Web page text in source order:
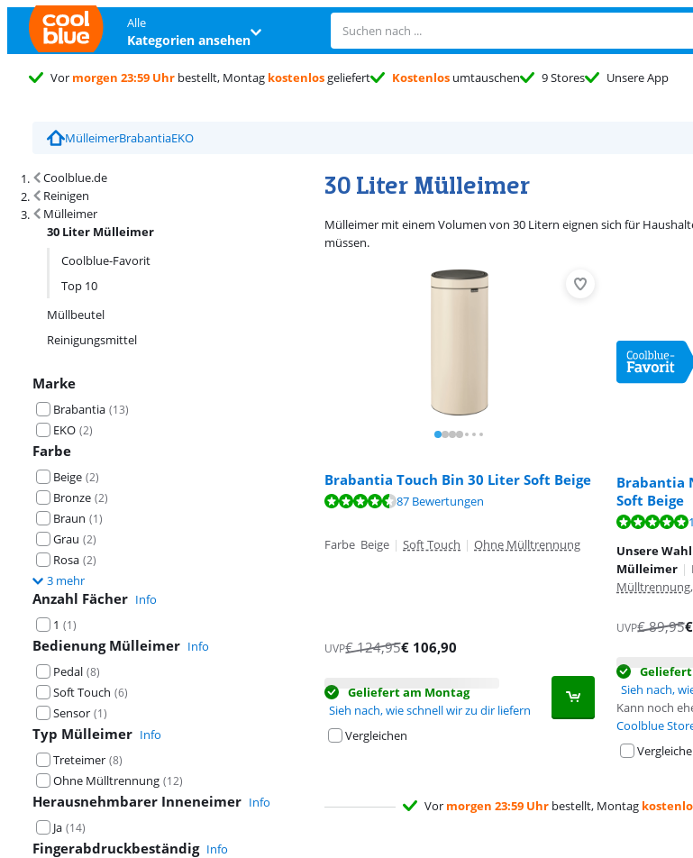
Alle
Kategorien ansehen
Vor morgen 23:59 Uhr bestellt, Montag kostenlosgeliefert Kostenlos umtauschen 9 Stores
Unsere App
MülleimerBrabantiaEKO
Coolblue.de
Reinigen
Mülleimer
30 Liter Mülleimer
Coolblue-Favorit
Top 10
Müllbeutel
Reinigungsmittel
Marke
Brabantia (13)
EKO (2)
Farbe
Beige (2)
Bronze (2)
Braun (1)
Grau (2)
Rosa (2)
3 mehr
Anzahl Fächer Info
1 (1)
Bedienung Mülleimer Info
Pedal (8)
Soft Touch (6)
Sensor (1)
Typ Mülleimer Info
Treteimer (8)
Ohne Mülltrennung (12)
Herausnehmbarer Inneneimer Info
Ja (14)
Fingerabdruckbeständig Info
30 Liter Mülleimer
Suchergebnisse und Sortierung
Mülleimer mit einem Volumen von 30 Litern eignen sich für
müssen.
Brabantia Touch Bin 30 Liter Soft Beige
Bewertet mit 9,4 von 10, basierend auf 87 Bewertungen.
87 Bewertungen
Farbe Beige | Soft Touch | Ohne Mülltrennung
UVP€124,95€ 106,90
Geliefert am Montag
Sieh nach, wie schnell wir zu dir liefern
Vergleichen
Brabantia
Soft Beige
Bewertet mit 9,5 von 10, basierend auf 108 Bewertungen.
Unsere
Mülleimer |
UVP€89,95€
Sieh nach,
Kann noch
Coolblue
Vor morgen 23:59 Uhrbestellt, Montag